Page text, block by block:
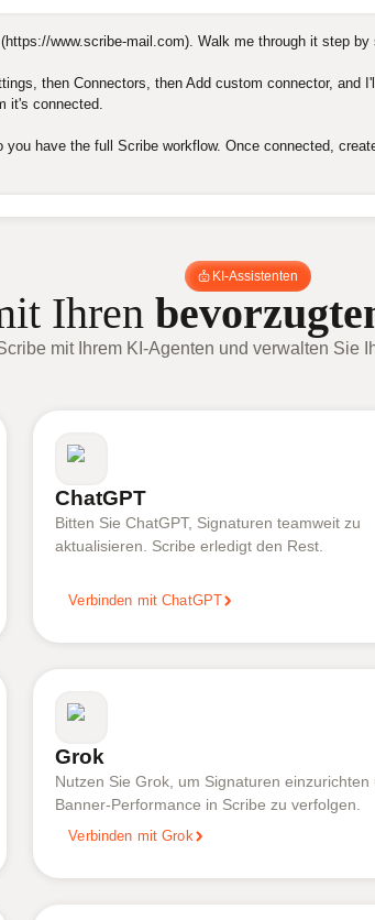
www.scribe-mail.com). Walk me through it step by
then Connectors, then Add custom connector,
it's connected.
have the full Scribe workflow. Once connected,
KI-Assistenten
Ihren
mit Ihrem KI-Agenten und verwalten Sie
ChatGPT
Bitten Sie ChatGPT, Signaturen teamweit zu
aktualisieren. Scribe erledigt den Rest.
Verbinden mit ChatGPT
Grok
Nutzen Sie Grok, um Signaturen einzurichten
Banner-Performance in Scribe zu verfolgen.
Verbinden mit Grok